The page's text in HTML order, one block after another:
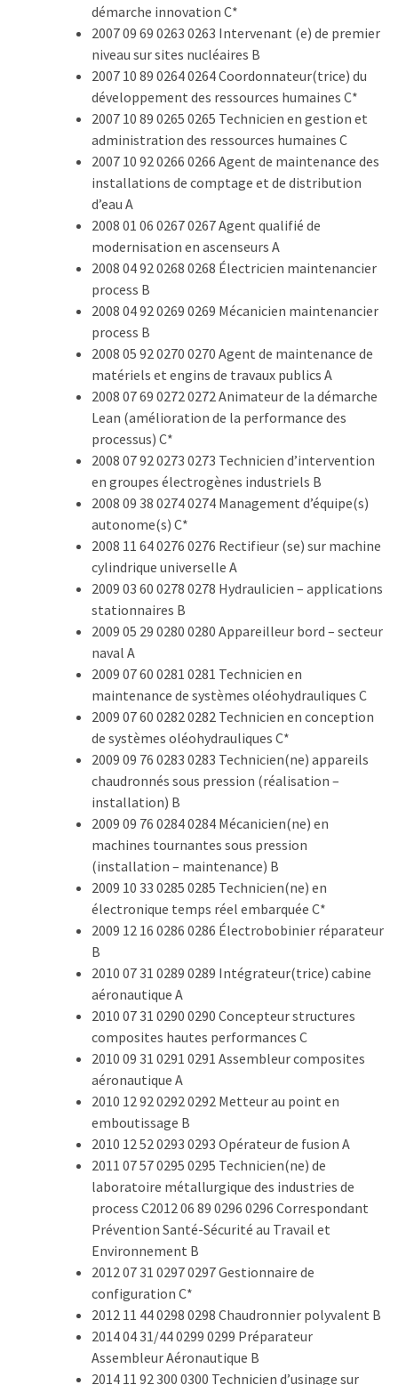
démarche innovation C*
2007 09 69 0263 0263 Intervenant (e) de premier
niveau sur sites nucléaires B
2007 10 89 0264 0264 Coordonnateur(trice) du
développement des ressources humaines C*
2007 10 89 0265 0265 Technicien en gestion et
administration des ressources humaines C
2007 10 92 0266 0266 Agent de maintenance des
installations de comptage et de distribution
d’eau A
2008 01 06 0267 0267 Agent qualifié de
modernisation en ascenseurs A
2008 04 92 0268 0268 Électricien maintenancier
process B
2008 04 92 0269 0269 Mécanicien maintenancier
process B
2008 05 92 0270 0270 Agent de maintenance de
matériels et engins de travaux publics A
2008 07 69 0272 0272 Animateur de la démarche
Lean (amélioration de la performance des
processus) C*
2008 07 92 0273 0273 Technicien d’intervention
en groupes électrogènes industriels B
2008 09 38 0274 0274 Management d’équipe(s)
autonome(s) C*
2008 11 64 0276 0276 Rectifieur (se) sur machine
cylindrique universelle A
2009 03 60 0278 0278 Hydraulicien – applications
stationnaires B
2009 05 29 0280 0280 Appareilleur bord – secteur
naval A
2009 07 60 0281 0281 Technicien en
maintenance de systèmes oléohydrauliques C
2009 07 60 0282 0282 Technicien en conception
de systèmes oléohydrauliques C*
2009 09 76 0283 0283 Technicien(ne) appareils
chaudronnés sous pression (réalisation –
installation) B
2009 09 76 0284 0284 Mécanicien(ne) en
machines tournantes sous pression
(installation – maintenance) B
2009 10 33 0285 0285 Technicien(ne) en
électronique temps réel embarquée C*
2009 12 16 0286 0286 Électrobobinier réparateur
B
2010 07 31 0289 0289 Intégrateur(trice) cabine
aéronautique A
2010 07 31 0290 0290 Concepteur structures
composites hautes performances C
2010 09 31 0291 0291 Assembleur composites
aéronautique A
2010 12 92 0292 0292 Metteur au point en
emboutissage B
2010 12 52 0293 0293 Opérateur de fusion A
2011 07 57 0295 0295 Technicien(ne) de
laboratoire métallurgique des industries de
process C2012 06 89 0296 0296 Correspondant
Prévention Santé-Sécurité au Travail et
Environnement B
2012 07 31 0297 0297 Gestionnaire de
configuration C*
2012 11 44 0298 0298 Chaudronnier polyvalent B
2014 04 31/44 0299 0299 Préparateur
Assembleur Aéronautique B
2014 11 92 300 0300 Technicien d’usinage sur